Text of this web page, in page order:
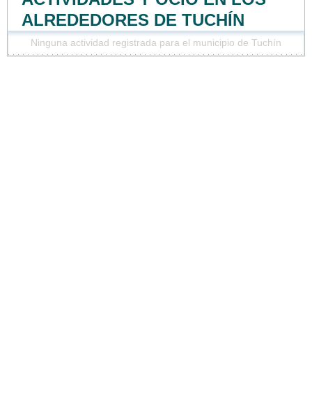
ALREDEDORES DE TUCHÍN
Ninguna actividad registrada para el municipio de Tuchín